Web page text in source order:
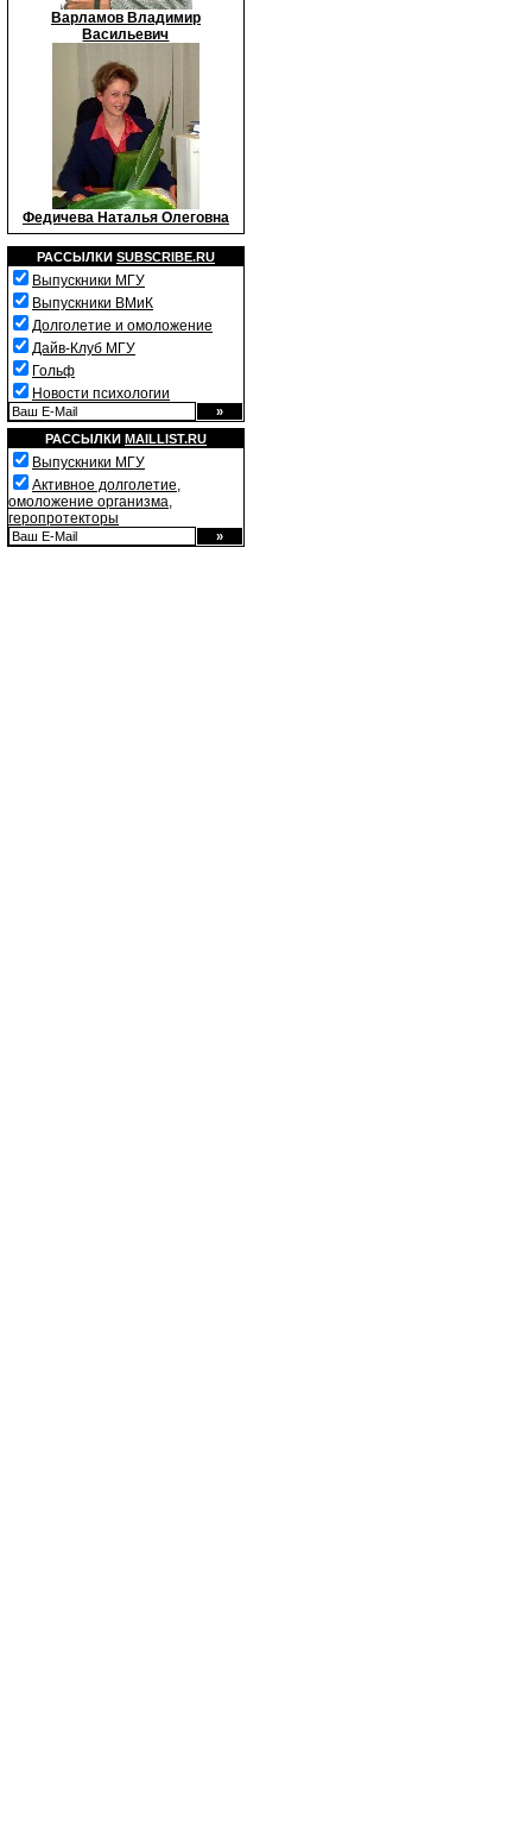
Варламов Владимир
Васильевич
Федичева Наталья Олеговна
РАССЫЛКИ SUBSCRIBE.RU
Выпускники МГУ
Выпускники ВМиК
Долголетие и омоложение
Дайв-Клуб МГУ
Гольф
Новости психологии
РАССЫЛКИ MAILLIST.RU
Выпускники МГУ
Активное долголетие,
омоложение организма,
геропротекторы